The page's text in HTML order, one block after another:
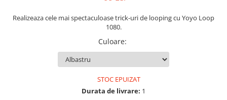
Realizeaza cele mai spectaculoase trick-uri de looping cu Yoyo Loop
1080.
Culoare:
STOC EPUIZAT
Durata de livrare: 1